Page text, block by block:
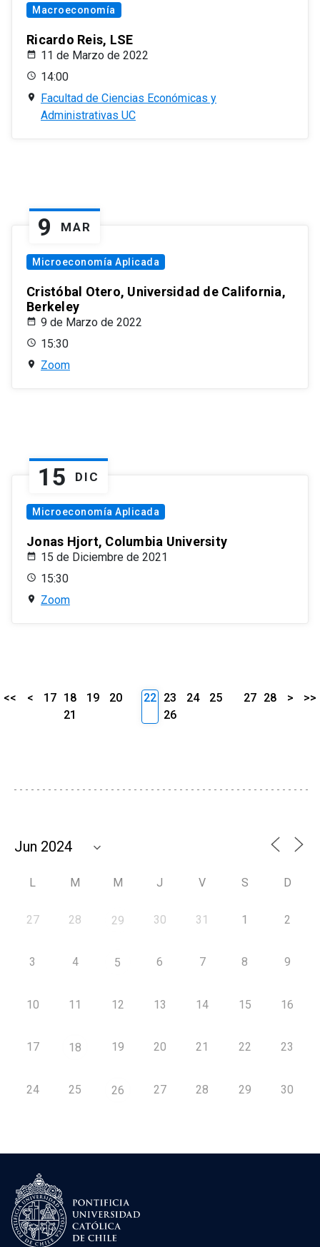
Macroeconomía
Ricardo Reis, LSE
11 de Marzo de 2022
14:00
Facultad de Ciencias Económicas y
Administrativas UC
9 MAR
Microeconomía Aplicada
Cristóbal Otero, Universidad de California,
Berkeley
9 de Marzo de 2022
15:30
Zoom
15 DIC
Microeconomía Aplicada
Jonas Hjort, Columbia University
15 de Diciembre de 2021
15:30
Zoom
<< < 17 18 19
20
21
22 23 24
25
26
27 28 > >>
L M M J V S D
27 28 29 30 31 1 2
3 4 5 6 7 8 9
10 11 12 13 14 15 16
17 18 19 20 21 22 23
24 25 26 27 28 29 30